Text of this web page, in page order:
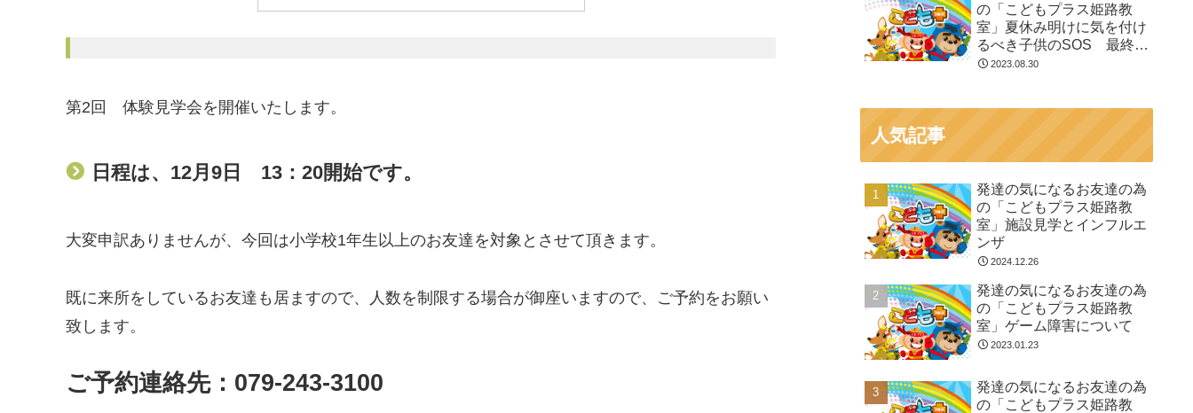
第2回 体験見学会を開催いたします。
日程は、12月9日 13：20開始です。
大変申訳ありませんが、今回は小学校1年生以上のお友達を対象とさせて頂きます。
既に来所をしているお友達も居ますので、人数を制限する場合が御座いますので、ご予約をお願い
致します。
ご予約連絡先：079-243-3100
の「こどもプラス姫路教
室」夏休み明けに気を付け
るべき子供のSOS 最終回
その6
2023.08.30
人気記事
発達の気になるお友達の為
の「こどもプラス姫路教
室」施設見学とインフルエ
ンザ
2024.12.26
発達の気になるお友達の為
の「こどもプラス姫路教
室」ゲーム障害について
2023.01.23
発達の気になるお友達の為
の「こどもプラス姫路教